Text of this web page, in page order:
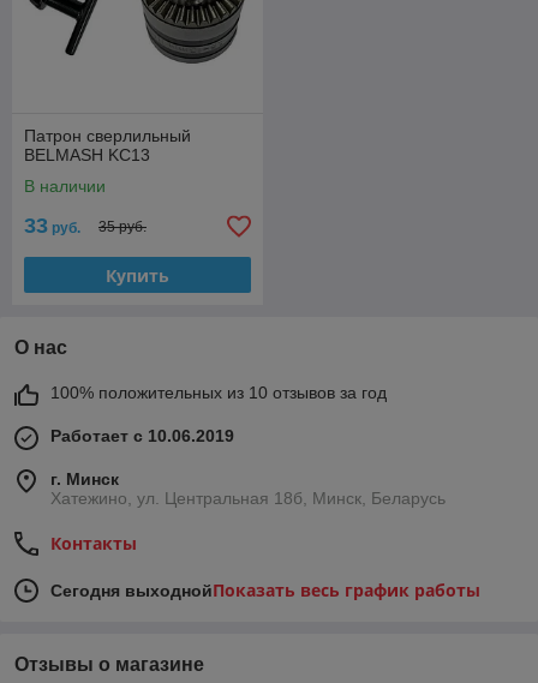
Патрон сверлильный
BELMASH KC13
В наличии
33 руб. 35 руб.
Купить
О нас
100% положительных из 10 отзывов за год
Работает с 10.06.2019
г. Минск
Хатежино, ул. Центральная 18б, Минск, Беларусь
Контакты
Сегодня выходнойПоказать весь график работы
Отзывы о магазине